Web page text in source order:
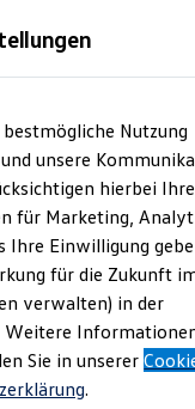
Nutzung
unsere
hierbei Ihre
für Marketing,
Ihre Einwilligung
für die Zukunft
verwalten) in der
Weitere
Sie in unserer
.